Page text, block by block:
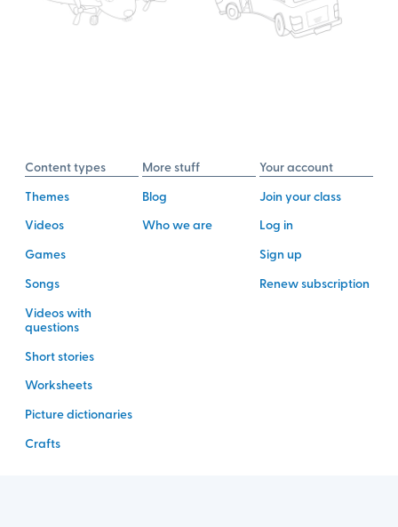
Content types
Themes
Videos
Games
Songs
Videos with
questions
Short stories
Worksheets
Picture dictionaries
Crafts
More stuff
Blog
Who we are
Your account
Join your class
Log in
Sign up
Renew subscription